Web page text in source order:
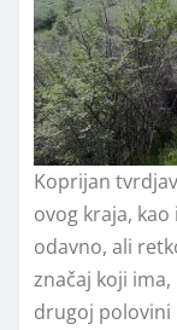
Koprijan
ovog kraja,
odavno, ali
značaj koji
drugoj polovini